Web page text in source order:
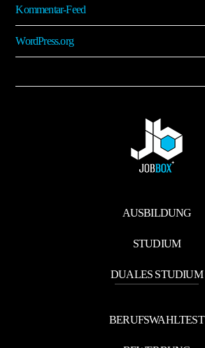
Kommentar-Feed
WordPress.org
AUSBILDUNG
STUDIUM
DUALES STUDIUM
BERUFSWAHLTEST